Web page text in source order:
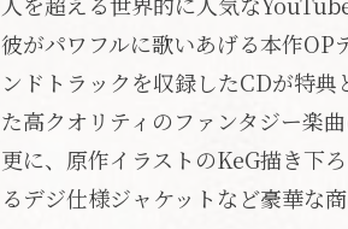
彼がパワフルに歌いあげる本作
ンドトラックを収録したCDが特
た高クオリティのファンタジー楽曲
更に、原作イラストのKeG描き下
るデジ仕様ジャケットなど豪華な